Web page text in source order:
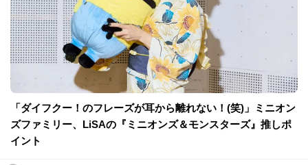
「ダイフクー！のフレーズが耳から離れない！(笑)」ミニオン
ズファミリー、LiSAの『ミニオンズ＆モンスターズ』推しポ
イント